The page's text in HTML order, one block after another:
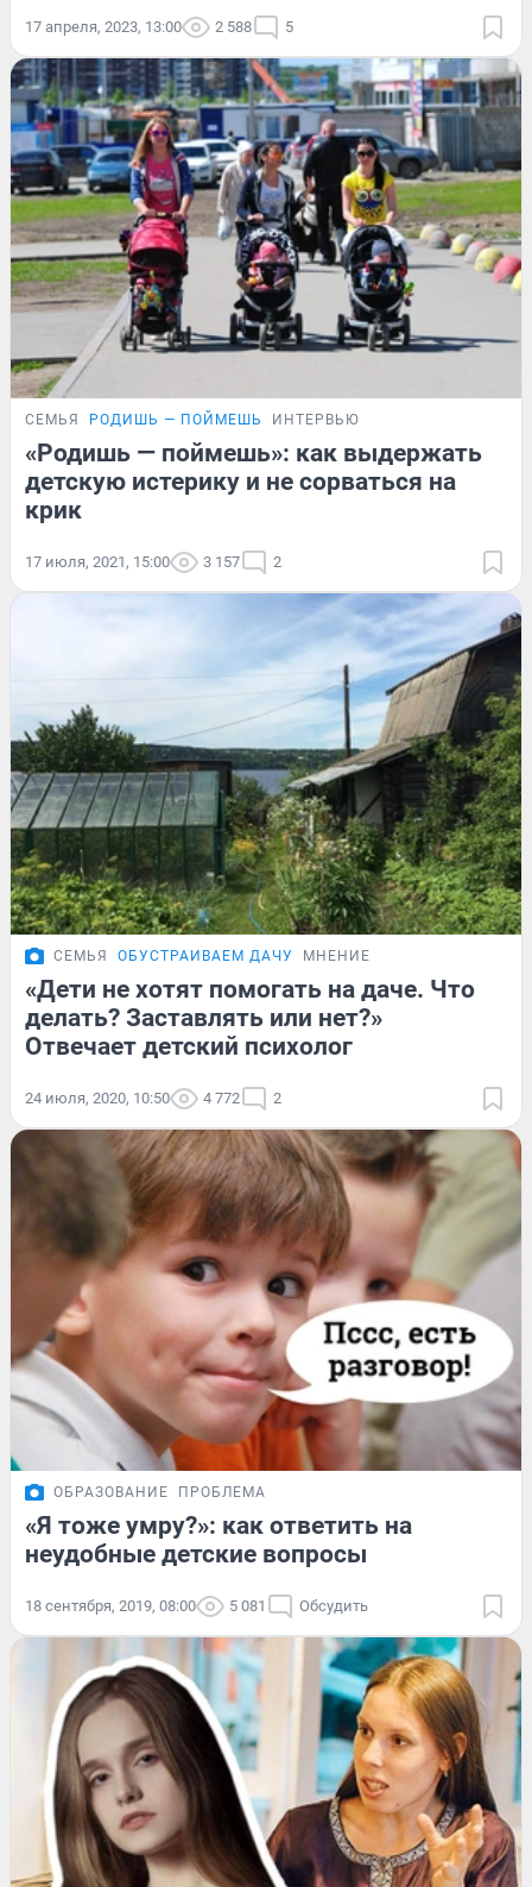
17 апреля, 2023, 13:00 2 588 5
СЕМЬЯ РОДИШЬ — ПОЙМЕШЬ ИНТЕРВЬЮ
«Родишь — поймешь»: как выдержать
детскую истерику и не сорваться на
крик
17 июля, 2021, 15:00 3 157 2
СЕМЬЯ ОБУСТРАИВАЕМ ДАЧУ МНЕНИЕ
«Дети не хотят помогать на даче. Что
делать? Заставлять или нет?»
Отвечает детский психолог
24 июля, 2020, 10:50 4 772 2
ОБРАЗОВАНИЕ ПРОБЛЕМА
«Я тоже умру?»: как ответить на
неудобные детские вопросы
18 сентября, 2019, 08:00 5 081 Обсудить